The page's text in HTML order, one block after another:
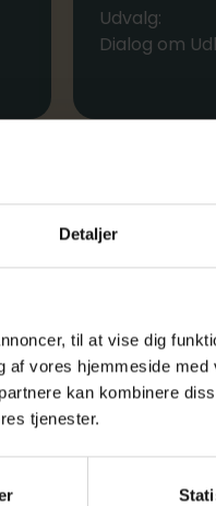
Detaljer
til at vise dig
vores hjemmeside
kan kombinere
tjenester.
Udvalg:
Dialog om